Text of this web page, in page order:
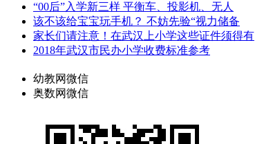
“00后”入学新三样 平衡车、投影机、无人
该不该给宝宝玩手机？ 不妨先验“视力储备
家长们请注意！在武汉上小学这些证件须得有
2018年武汉市民办小学收费标准参考
幼教网微信
奥数网微信